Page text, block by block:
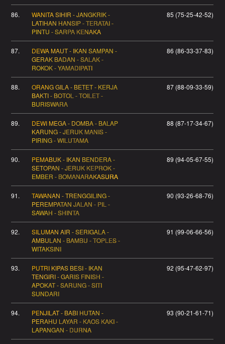
86.
WANITA SIHIR - JANGKRIK -
LATIHAN HANSIP - TERATAI -
PINTU - SARPA KENAKA
85 (75-25-42-52)
87.
DEWA MAUT - IKAN SAMPAN -
GERAK BADAN - SALAK -
ROKOK - YAMADIPATI
86 (86-33-37-83)
88.
ORANG GILA - BETET - KERJA
BAKTI - BOTOL - TOILET -
BURISWARA
87 (88-09-33-59)
89.
DEWI MEGA - DOMBA - BALAP
KARUNG - JERUK MANIS -
PIRING - WILUTAMA
88 (87-17-34-67)
90.
PEMABUK - IKAN BENDERA -
SETOPAN - JERUK KEPROK -
EMBER - BOMANARAKASURA
89 (94-05-67-55)
91.
TAWANAN - TRENGGILING -
PEREMPATAN JALAN - PIL -
SAWAH - SHINTA
90 (93-26-68-76)
92.
SILUMAN AIR - SERIGALA -
AMBULAN - BAMBU - TOPLES -
WITAKSINI
91 (99-06-66-56)
93.
PUTRI KIPAS BESI - IKAN
TENGIRI - GARIS FINISH -
APOKAT - SARUNG - SITI
SUNDARI
92 (95-47-62-97)
94.
PENJILAT - BABI HUTAN -
PERAHU LAYAR - KAOS KAKI -
LAPANGAN - DURNA
93 (90-21-61-71)